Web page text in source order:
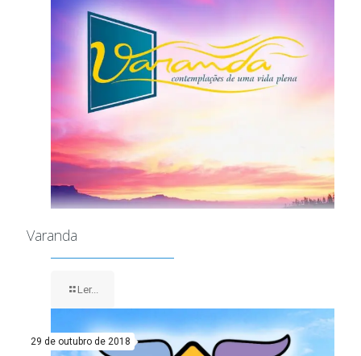
Varanda
Ler...
29 de outubro de 2018